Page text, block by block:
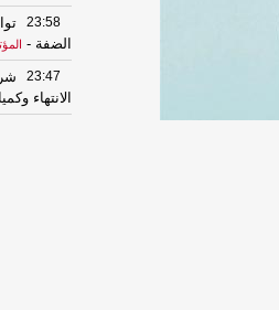
23:58
الضفة -
23:47
الانتهاء